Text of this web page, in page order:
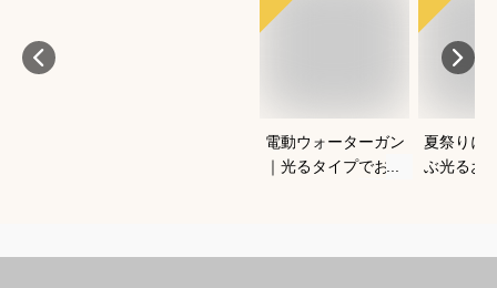
電動ウォーターガン
｜光るタイプでおす
夏祭りに
ぶ光るお